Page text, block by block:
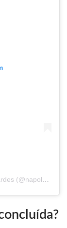
Um post compartilhado por Napoleão Bernardes (@napoleaobernardes)